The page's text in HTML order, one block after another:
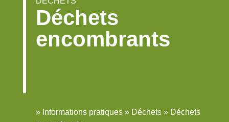
Déchets
encombrants
» Informations pratiques » Déchets » Déchets